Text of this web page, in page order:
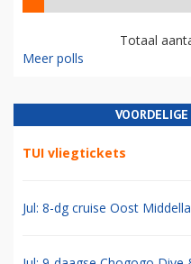
Totaal
Meer polls
TUI vliegtickets
Jul: 8-dg cruise Oost